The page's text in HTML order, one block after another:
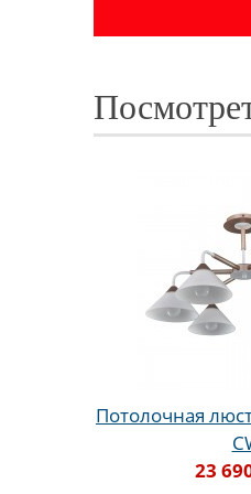
Потолочная
23